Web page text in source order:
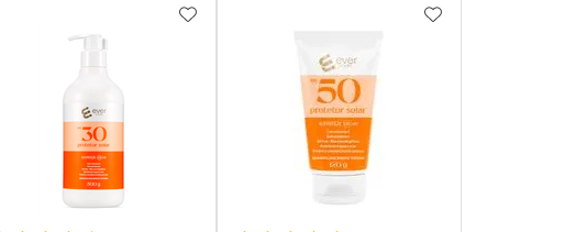
AOS FAVORITOSADICIONAR AOS FAVORITOSADICIONAR AOS